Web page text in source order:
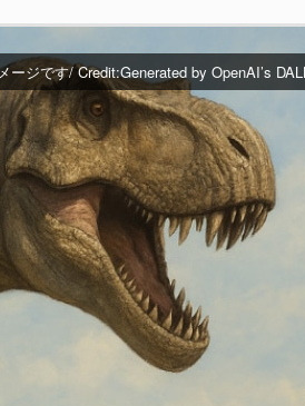
ージです/ Credit:Generated by OpenAI’s